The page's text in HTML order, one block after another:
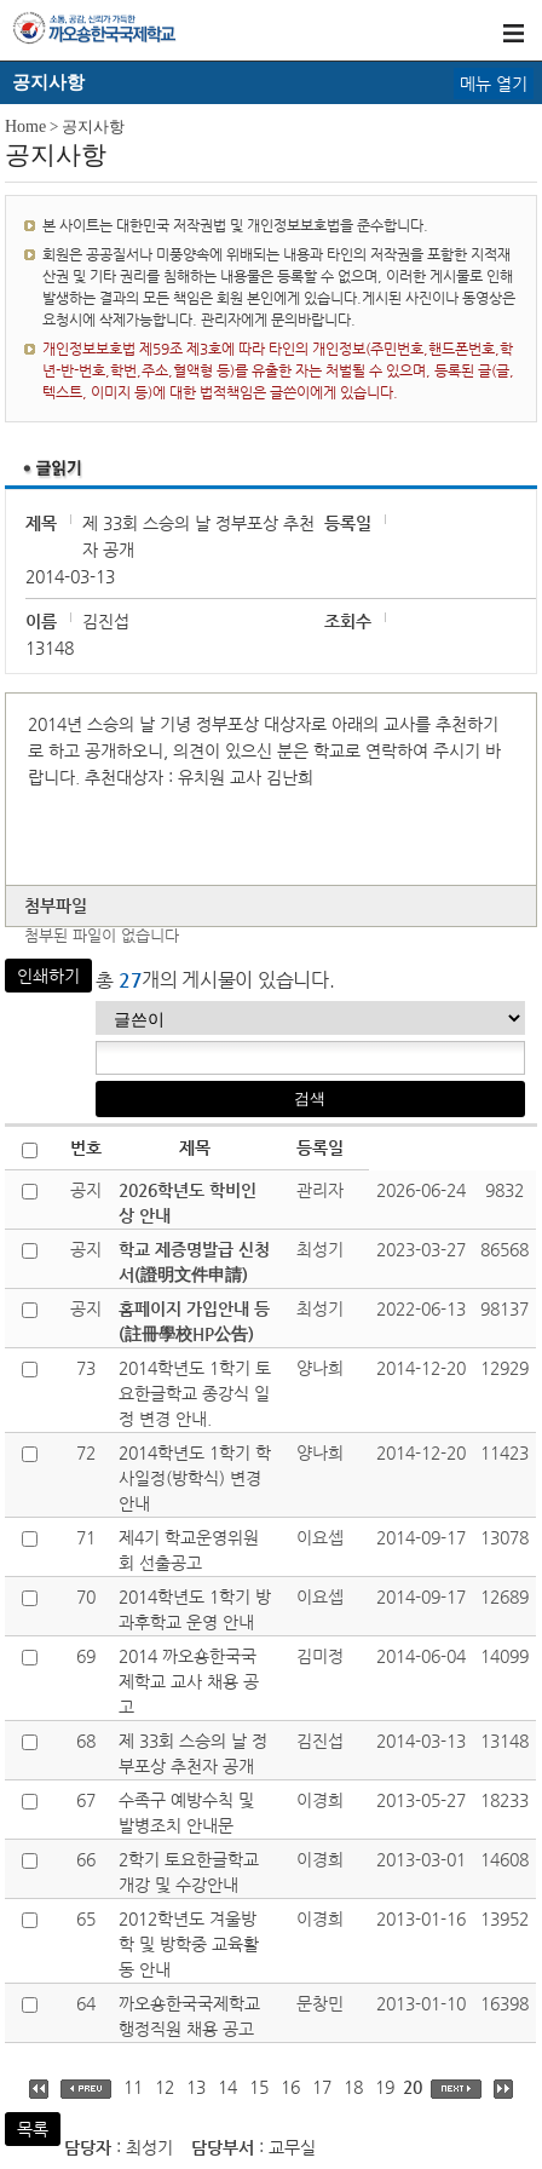
공지사항 메뉴 열기
Home > 공지사항
공지사항
본 사이트는 대한민국 저작권법 및 개인정보보호법을 준수합니다.
회원은 공공질서나 미풍양속에 위배되는 내용과 타인의 저작권을 포함한 지적재
산권 및 기타 권리를 침해하는 내용물은 등록할 수 없으며, 이러한 게시물로 인해
발생하는 결과의 모든 책임은 회원 본인에게 있습니다.게시된 사진이나 동영상은
요청시에 삭제가능합니다. 관리자에게 문의바랍니다.
개인정보보호법 제59조 제3호에 따라 타인의 개인정보(주민번호,핸드폰번호,학
년-반-번호,학번,주소,혈액형 등)를 유출한 자는 처벌될 수 있으며, 등록된 글(글,
텍스트, 이미지 등)에 대한 법적책임은 글쓴이에게 있습니다.
제목
제 33회 스승의 날 정부포상 추천
자 공개
등록일
2014-03-13
이름 김진섭
조회수
13148
2014년 스승의 날 기녕 정부포상 대상자로 아래의 교사를 추천하기
로 하고 공개하오니, 의견이 있으신 분은 학교로 연락하여 주시기 바
랍니다. 추천대상자 : 유치원 교사 김난희
첨부파일
첨부된 파일이 없습니다
인쇄하기 총 27개의 게시물이 있습니다.
번호 제목 등록일
공지
2026학년도 학비인
상 안내
관리자 2026-06-24 9832
공지
학교 제증명발급 신청
서(證明文件申請)
최성기 2023-03-27 86568
공지
홈페이지 가입안내 등
(註冊學校HP公告)
최성기 2022-06-13 98137
73
2014학년도 1학기 토
요한글학교 종강식 일
정 변경 안내.
양나희 2014-12-20 12929
72
2014학년도 1학기 학
사일정(방학식) 변경
안내
양나희 2014-12-20 11423
71
제4기 학교운영위원
회 선출공고
이요셉 2014-09-17 13078
70
2014학년도 1학기 방
과후학교 운영 안내
이요셉 2014-09-17 12689
69
2014 까오숑한국국
제학교 교사 채용 공
고
김미정 2014-06-04 14099
68
제 33회 스승의 날 정
부포상 추천자 공개
김진섭 2014-03-13 13148
67
수족구 예방수칙 및
발병조치 안내문
이경희 2013-05-27 18233
66
2학기 토요한글학교
개강 및 수강안내
이경희 2013-03-01 14608
65
2012학년도 겨울방
학 및 방학중 교육활
동 안내
이경희 2013-01-16 13952
64
까오숑한국국제학교
행정직원 채용 공고
문창민 2013-01-10 16398
11 12 13 14 15 16 17 18 19 20
목록
담당자 : 최성기 담당부서 : 교무실